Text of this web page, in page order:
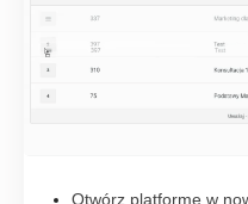
Otwórz platformę w